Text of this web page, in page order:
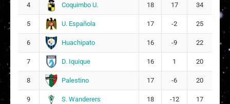
Julieta Antonia Melimán Muñoz
B Brunella Pascal Sciaraffia Sciaraffia
A
4 Coquimbo U. 18 17 34
5 U. Española 17 -2 25
6 Huachipato 16 -9 22
7 D. Iquique 16 1 20
8 Palestino 17 -6 20
9 S. Wanderers 18 -12 17